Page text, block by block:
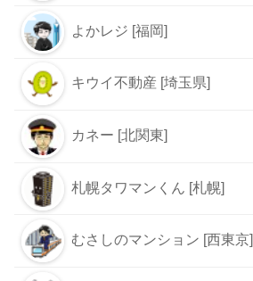
よかレジ [福岡]
キウイ不動産 [埼玉県]
カネー [北関東]
札幌タワマンくん [札幌]
むさしのマンション [西東京]